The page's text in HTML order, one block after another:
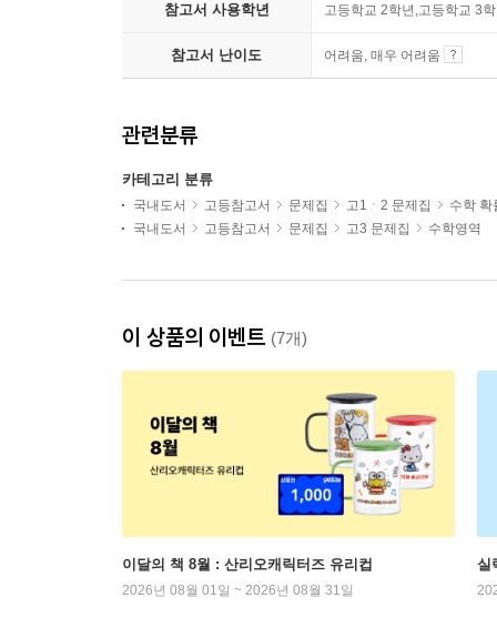
참고서 사용학년 고등학교 2학년,고등학교 3
참고서 난이도 어려움, 매우 어려움
관련분류
카테고리 분류
국내도서 고등참고서 문제집 고1ㆍ2 문제집
수학 확
국내도서
고등참고서 문제집 고3 문제집 수학영역
이 상품의 이벤트 (7개)
이달의 책 8월 : 산리오캐릭터즈 유리컵
2026년 08월 01일 ~ 2026년 08월 31일
실